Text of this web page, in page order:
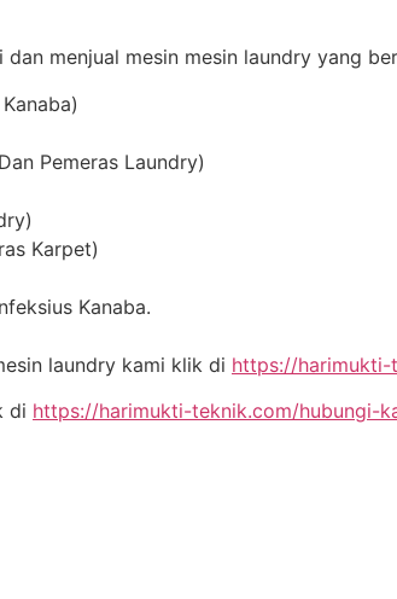
menjual mesin mesin laundry yang
Pemeras Laundry)
Karpet)
Kanaba.
laundry kami klik di https://
di https://harimukti-teknik.com/hubungi-